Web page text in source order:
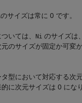
サイズは常に 0 です。
いては、 Ni のサイズは
のサイズが固定か可変
型において対応する次
に次元サイズは 0 にな